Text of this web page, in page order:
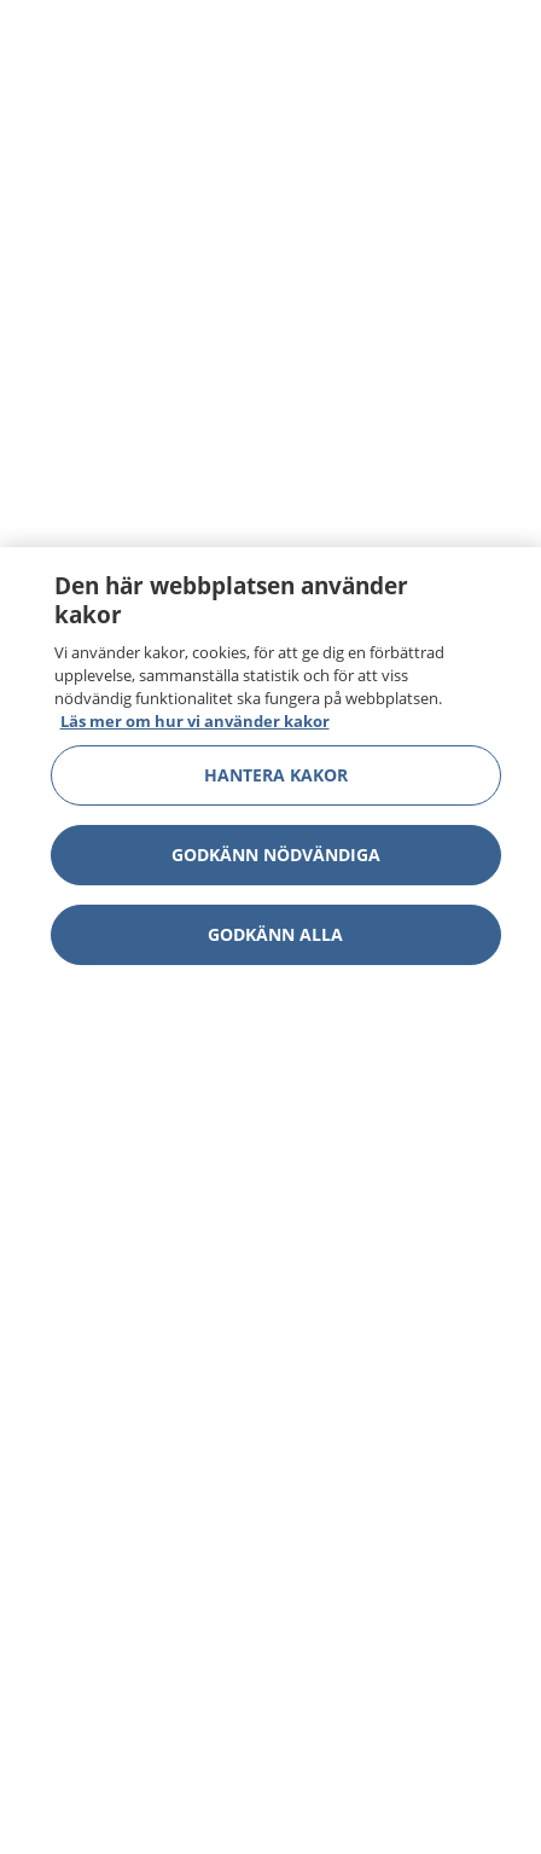
Den här webbplatsen använder
kakor
Vi använder kakor, cookies, för att ge dig en förbättrad
upplevelse, sammanställa statistik och för att viss
nödvändig funktionalitet ska fungera på webbplatsen.
Läs mer om hur vi använder kakor
HANTERA KAKOR
GODKÄNN NÖDVÄNDIGA
GODKÄNN ALLA